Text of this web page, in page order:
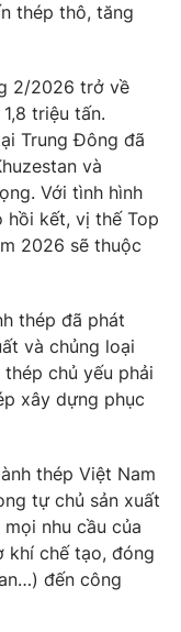
thao
sản
bằng AI
thép thô, tăng
2/2026 trở về
triệu tấn.
Trung Đông đã
và
Với tình hình
hồi kết, vị thế Top
2026 sẽ thuộc
thép đã phát
và chủng loại
chủ yếu phải
xây dựng phục
thép Việt Nam
tự chủ sản xuất
nhu cầu của
khí chế tạo, đóng
đến công